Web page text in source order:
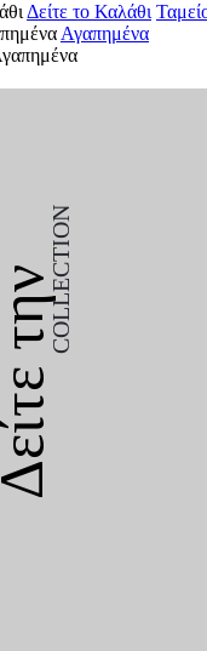
Δείτε το Καλάθι
Αγαπημένα
Δείτε τηνCOLLECTION